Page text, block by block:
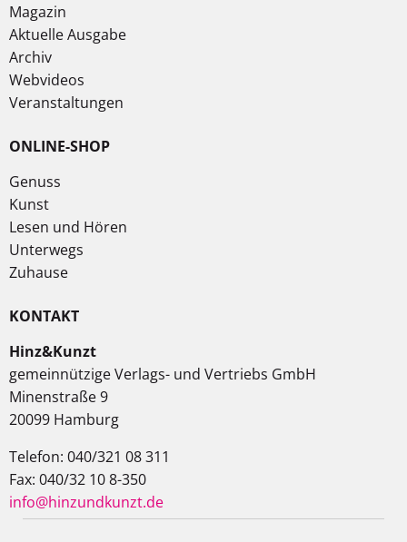
Magazin
Aktuelle Ausgabe
Archiv
Webvideos
Veranstaltungen
ONLINE-SHOP
Genuss
Kunst
Lesen und Hören
Unterwegs
Zuhause
KONTAKT
Hinz&Kunzt
gemeinnützige Verlags- und Vertriebs GmbH
Minenstraße 9
20099 Hamburg
Telefon: 040/321 08 311
Fax: 040/32 10 8-350
info@hinzundkunzt.de